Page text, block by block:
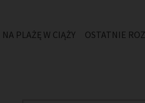
NA PLAŻĘ W CIĄŻY OSTATNIE